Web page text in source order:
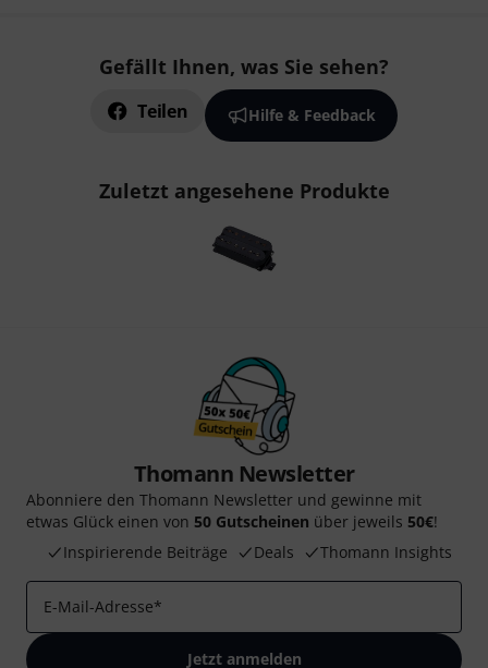
Gefällt Ihnen, was Sie sehen?
Teilen Hilfe & Feedback
Zuletzt angesehene Produkte
Thomann Newsletter
Abonniere den Thomann Newsletter und gewinne mit
etwas Glück einen von 50 Gutscheinen über jeweils 50€!
Inspirierende Beiträge
Deals Thomann Insights
E-Mail-Adresse*
Jetzt anmelden